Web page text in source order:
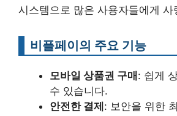
시스템으로 많은 사용자들에게 사
비플페이의 주요 기능
모바일 상품권 구매 : 쉽게
수 있습니다.
안전한 결제 : 보안을 위한